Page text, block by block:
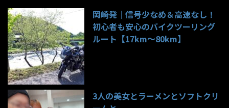
岡崎発｜信号少なめ＆高速なし！
初心者も安心のバイクツーリング
ルート【17km〜80km】
3人の美女とラーメンとソフトクリ